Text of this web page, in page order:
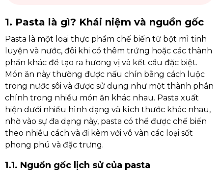
1. Pasta là gì? Khái niệm và nguồn gốc
Pasta là một loại thực phẩm chế biến từ bột mì tinh
luyện và nước, đôi khi có thêm trứng hoặc các thành
phần khác để tạo ra hương vị và kết cấu đặc biệt.
Món ăn này thường được nấu chín bằng cách luộc
trong nước sôi và được sử dụng như một thành phần
chính trong nhiều món ăn khác nhau. Pasta xuất
hiện dưới nhiều hình dạng và kích thước khác nhau,
nhờ vào sự đa dạng này, pasta có thể được chế biến
theo nhiều cách và đi kèm với vô vàn các loại sốt
phong phú và đặc trưng.
1.1. Nguồn gốc lịch sử của pasta